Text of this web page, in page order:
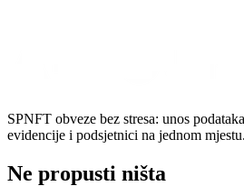
SPNFT obveze bez stresa: unos
evidencije i podsjetnici na jednom mjestu.
Ne propusti ništa